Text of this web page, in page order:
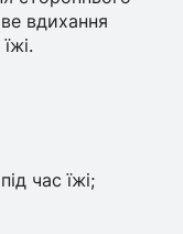
вдихання
час їжі;